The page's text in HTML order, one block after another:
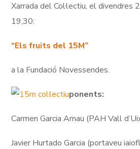
Xarrada del Col·lectiu, el divendres
19,30:
“Els fruits del 15M”
a la Fundació Novessendes.
ponents:
Carmen Garcia Arnau (PAH Vall
Javier Hurtado Garcia (portaveu